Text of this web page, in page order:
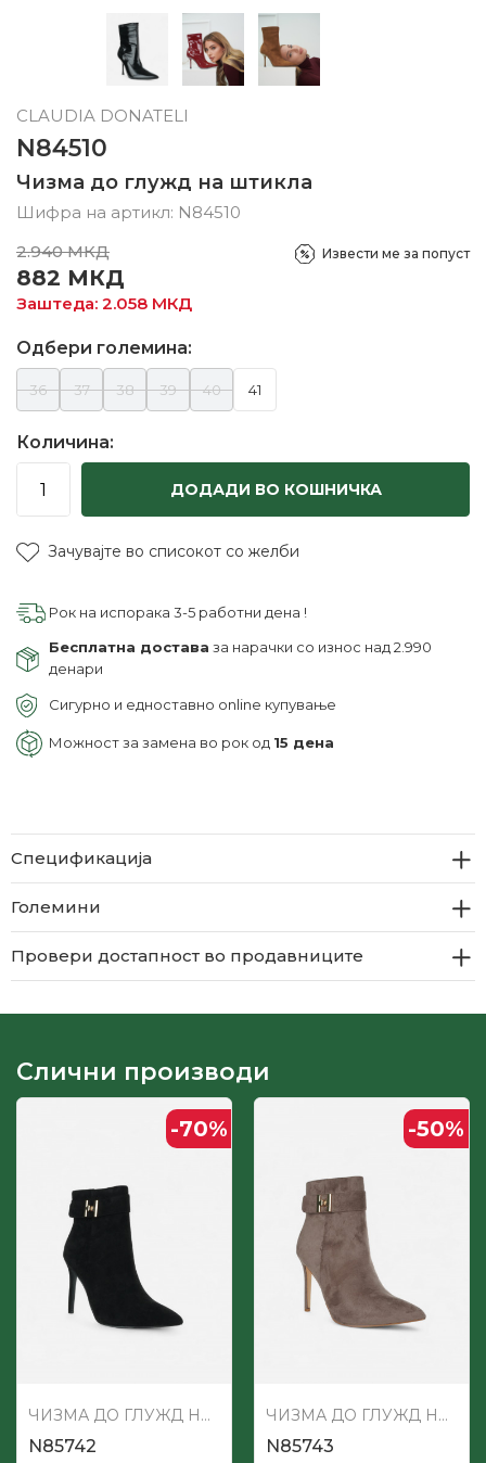
CLAUDIA DONATELI
N84510
Чизма до глужд на штикла
Шифра на артикл: N84510
2.940 МКД
882 МКД
Заштеда: 2.058 МКД
Извести ме за попуст
Одбери големина:
36 37 38 39 40 41
Количина:
ДОДАДИ ВО КОШНИЧКА
Зачувајте во списокот со желби
Рок на испорака 3-5 работни дена !
Бесплатна достава за нарачки со износ над 2.990
денари
Сигурно и едноставно online купување
Можност за замена во рок од 15 дена
Спецификација
Големини
Провери достапност во продавниците
Слични производи
-70%
ЧИЗМА ДО ГЛУЖД НА ШТИКЛА
N85742
-50%
ЧИЗМА ДО ГЛУЖД НА ШТИКЛА
N85743